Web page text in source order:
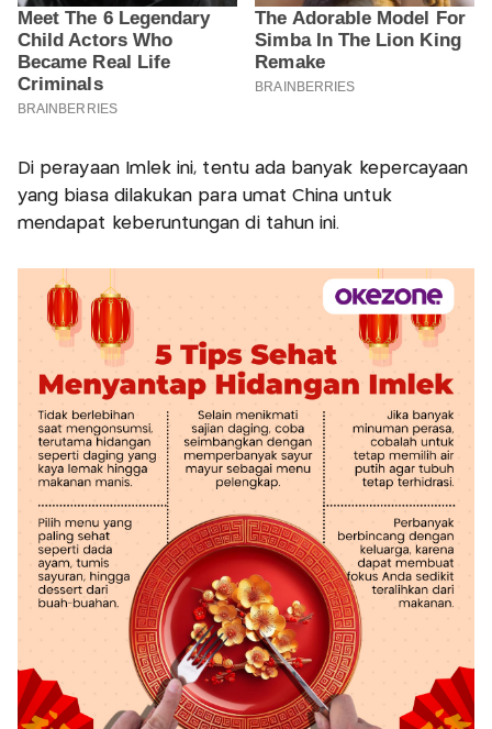
Di perayaan Imlek ini, tentu ada banyak kepercayaan
yang biasa dilakukan para umat China untuk
mendapat keberuntungan di tahun ini.